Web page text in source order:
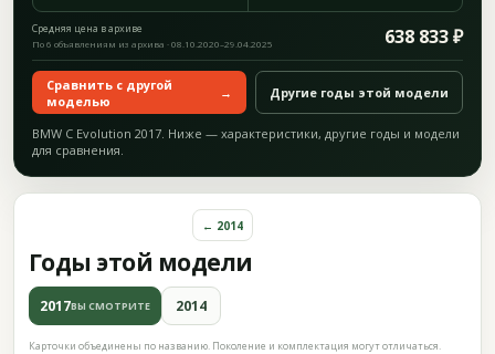
Средняя цена в архиве 638 833 ₽
По 6 объявлениям из архива · 08.10.2020–29.04.2025
Сравнить с другой
моделью
→ Другие годы этой модели
BMW C Evolution 2017. Ниже — характеристики, другие годы и модели
для сравнения.
Годы этой модели
← 2014
2017ВЫ СМОТРИТЕ 2014
Карточки объединены по названию. Поколение и комплектация могут отличаться.